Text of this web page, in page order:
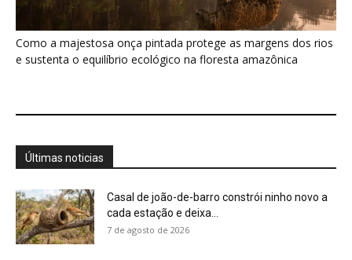
Como a majestosa onça pintada protege as margens dos rios
e sustenta o equilíbrio ecológico na floresta amazônica
Últimas noticias
Casal de joão-de-barro constrói ninho novo a
cada estação e deixa...
7 de agosto de 2026